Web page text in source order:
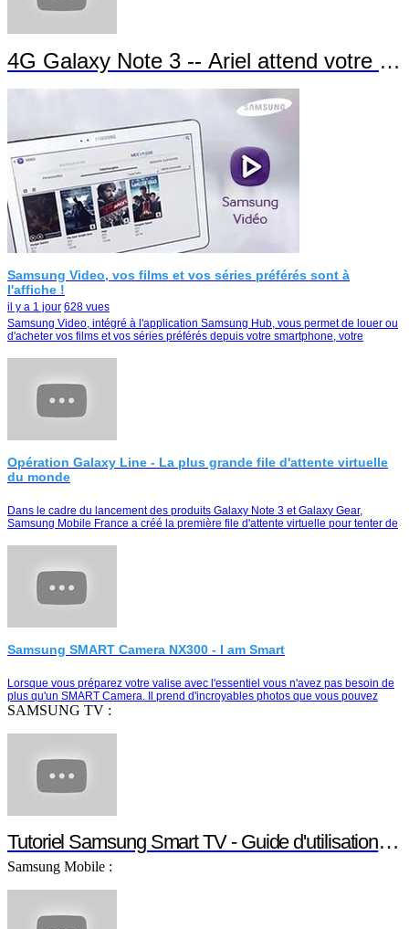
4G Galaxy Note 3 -- Ariel attend votre
Samsung Video, vos films et vos séries préférés sont à
l'affiche !
il y a 1 jour 628 vues
Samsung Video, intégré à l'application Samsung Hub, vous permet de louer ou
d'acheter vos films et vos séries préférés depuis votre smartphone, votre
Opération Galaxy Line - La plus grande file d'attente virtuelle
du monde
Dans le cadre du lancement des produits Galaxy Note 3 et Galaxy Gear,
Samsung Mobile France a créé la première file d'attente virtuelle pour tenter de
Samsung SMART Camera NX300 - I am Smart
Lorsque vous préparez votre valise avec l'essentiel vous n'avez pas besoin de
plus qu'un SMART Camera. Il prend d'incroyables photos que vous pouvez
partager instantanément e…
SAMSUNG TV :
Tutoriel Samsung Smart TV - Guide d'utilisation
Samsung Mobile :